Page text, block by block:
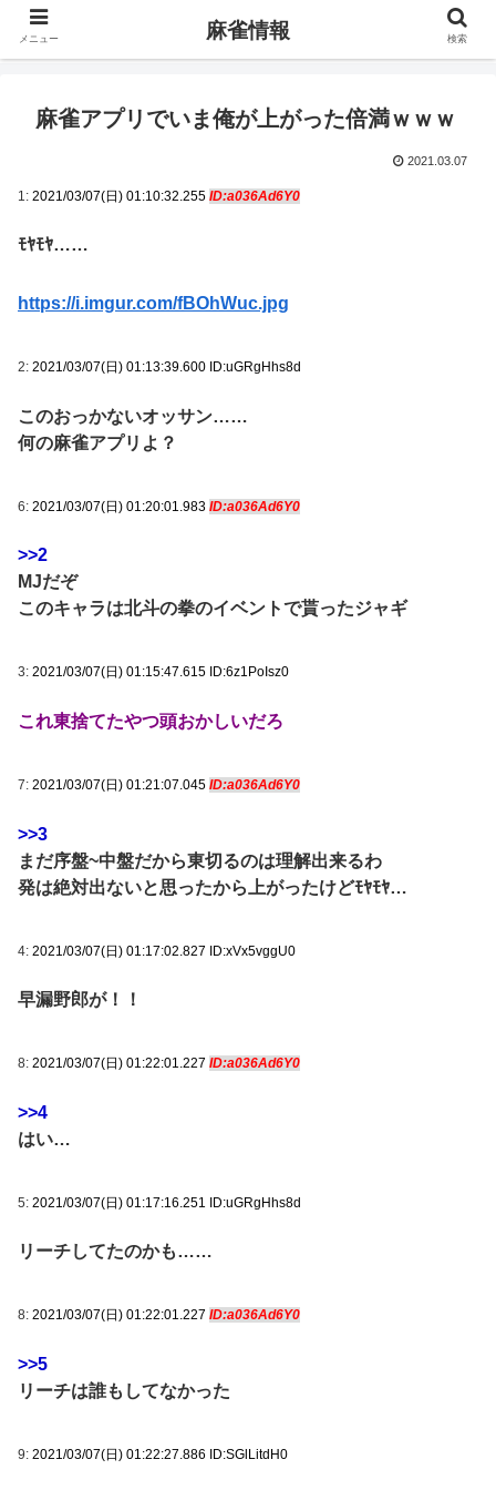
麻雀アプリでいま俺が上がった倍満ｗｗｗ
2021.03.07
1: 2021/03/07(日) 01:10:32.255 ID:a036Ad6Y0
ﾓﾔﾓﾔ……
https://i.imgur.com/fBOhWuc.jpg
2: 2021/03/07(日) 01:13:39.600 ID:uGRgHhs8d
このおっかないオッサン……
何の麻雀アプリよ？
6: 2021/03/07(日) 01:20:01.983 ID:a036Ad6Y0
>>2
MJだぞ
このキャラは北斗の拳のイベントで貰ったジャギ
3: 2021/03/07(日) 01:15:47.615 ID:6z1PoIsz0
これ東捨てたやつ頭おかしいだろ
7: 2021/03/07(日) 01:21:07.045 ID:a036Ad6Y0
>>3
まだ序盤~中盤だから東切るのは理解出来るわ
発は絶対出ないと思ったから上がったけどﾓﾔﾓﾔ…
4: 2021/03/07(日) 01:17:02.827 ID:xVx5vggU0
早漏野郎が！！
8: 2021/03/07(日) 01:22:01.227 ID:a036Ad6Y0
>>4
はい…
5: 2021/03/07(日) 01:17:16.251 ID:uGRgHhs8d
リーチしてたのかも……
8: 2021/03/07(日) 01:22:01.227 ID:a036Ad6Y0
>>5
リーチは誰もしてなかった
9: 2021/03/07(日) 01:22:27.886 ID:SGlLitdH0
メニュー 麻雀情報 検索